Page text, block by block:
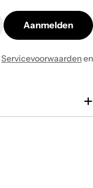
Aanmelden
Servicevoorwaardenen